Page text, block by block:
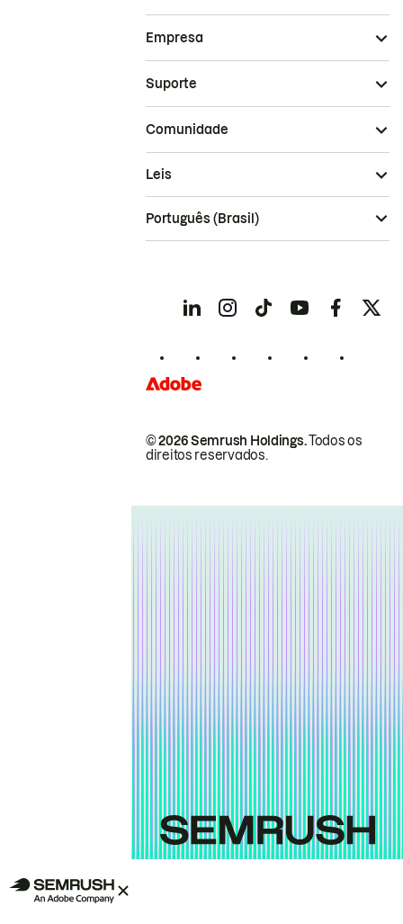
Empresa
Suporte
Comunidade
© 2026 Semrush Holdings.Todos os
direitos reservados.
Leis
Português (Brasil)